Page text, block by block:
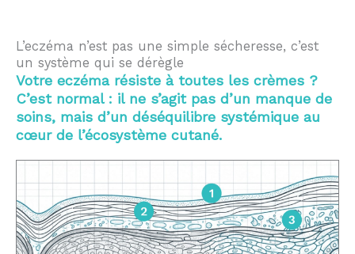
L’eczéma n’est pas une simple sécheresse, c’est
un système qui se dérègle
Votre eczéma résiste à toutes les crèmes ?
C’est normal : il ne s’agit pas d’un manque de
soins, mais d’un déséquilibre systémique au
cœur de l’écosystème cutané.